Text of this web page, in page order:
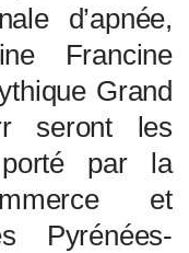
d’apnée,
Francine
Grand
seront les
par la
et
Pyrénées-